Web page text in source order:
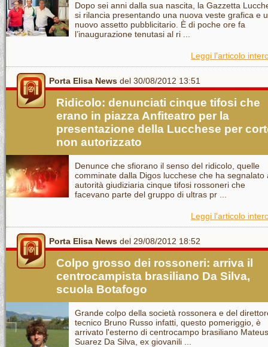
Dopo sei anni dalla sua nascita, la Gazzetta
si rilancia presentando una nuova veste grafica e
nuovo assetto pubblicitario. È di poche ore fa
l’inaugurazione tenutasi al ri ...
Leggi l'articolo
Porta Elisa News del 30/08/2012 13:51
Ridicolo: denunciati cinque tifosi che
erano in piazza Anfiteatro per la
presentazione della Lucchese per
non autorizzato
Denunce che sfiorano il senso del ridicolo, quelle
comminate dalla Digos lucchese che ha segnalato
autorità giudiziaria cinque tifosi rossoneri che
facevano parte del gruppo di ultras pr ...
Leggi l'articolo
Porta Elisa News del 29/08/2012 18:52
Colpo grosso dei rossoneri: arriva il
centrocampista brasiliano Da Silva,
scuola Botafogo
Grande colpo della società rossonera e del
tecnico Bruno Russo infatti, questo pomeriggio, è
arrivato l'esterno di centrocampo brasiliano Mateus
Suarez Da Silva, ex giovanili ...